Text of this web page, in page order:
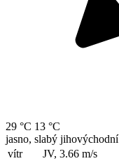
29 °C 13 °C
jasno, slabý
vítr
JV, 3.66 m/s